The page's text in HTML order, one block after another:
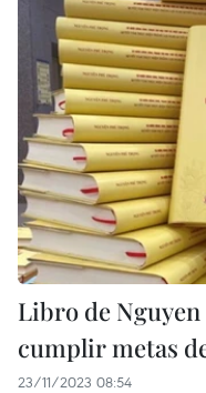
Libro de
cumplir metas
23/11/2023 08:54